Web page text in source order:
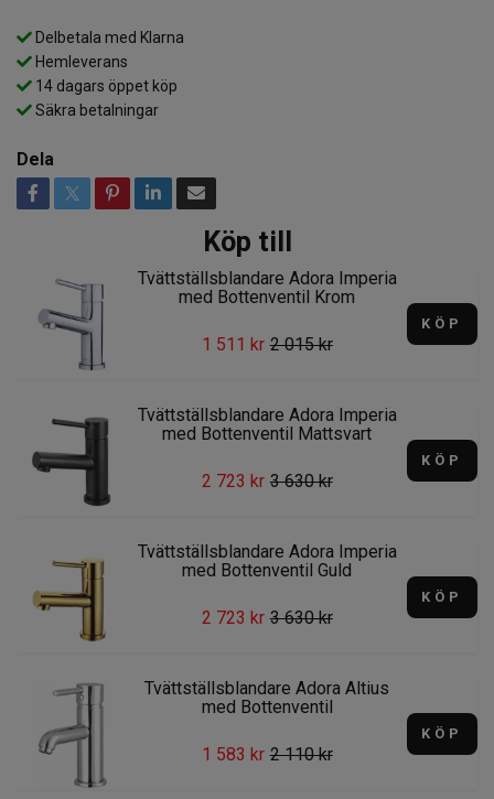
Delbetala med Klarna
Hemleverans
14 dagars öppet köp
Säkra betalningar
Dela
Köp till
Tvättställsblandare Adora Imperia
med Bottenventil Krom
1 511 kr 2 015 kr
KÖP
Tvättställsblandare Adora Imperia
med Bottenventil Mattsvart
2 723 kr 3 630 kr
KÖP
Tvättställsblandare Adora Imperia
med Bottenventil Guld
2 723 kr 3 630 kr
KÖP
Tvättställsblandare Adora Altius
med Bottenventil
1 583 kr 2 110 kr
KÖP